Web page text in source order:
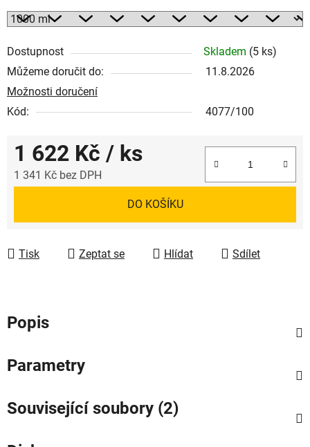
Dostupnost Skladem (5 ks)
Můžeme doručit do:
11.8.2026
Možnosti doručení
Kód:
4077/100
1 622 Kč / ks
1 341 Kč bez DPH
DO KOŠÍKU
Tisk Zeptat se Hlídat Sdílet
Popis
Parametry
Související soubory (2)